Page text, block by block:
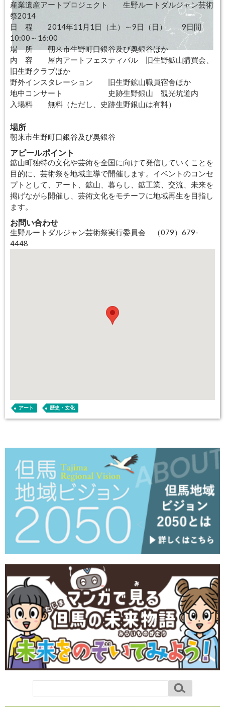
産業遺産アートプロジェクト 生野ルートダルジャン芸術
祭2014
日 程 2014年11月1日（土）～9日（日） 9日間
10:00～16:00
場 所 朝来市生野町口銀谷及び奥銀谷ほか
内 容 屋内アートフェスティバル 旧生野鉱山購買会、
旧生野クラブほか
野外インスタレーション 旧生野鉱山職員宿舎ほか
地中コンサート 史跡生野銀山 観光坑道内
入場料 無料（ただし、史跡生野銀山は有料）
場所
朝来市生野町口銀谷及び奥銀谷
アピールポイント
鉱山町独特の文化や芸術を全国に向けて発信していくことを
目的に、芸術祭を地域主導で開催します。イベントのコンセ
プトとして、アート、鉱山、暮らし、鉱工業、交流、未来を
掲げながら開催し、芸術文化をモチーフに地域再生を目指し
ます。
お問い合わせ
生野ルートダルジャン芸術祭実行委員会 （079）679-
4448
アート 歴史・文化